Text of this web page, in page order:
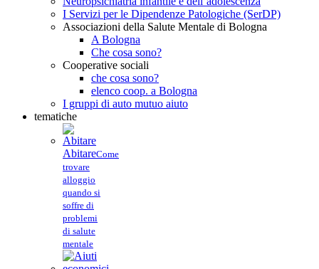
I Servizi per le Dipendenze Patologiche (SerDP)
Associazioni della Salute Mentale di Bologna
A Bologna
Che cosa sono?
Cooperative sociali
che cosa sono?
elenco coop. a Bologna
I gruppi di auto mutuo aiuto
tematiche
AbitareCome
trovare
alloggio
quando si
soffre di
problemi
di salute
mentale